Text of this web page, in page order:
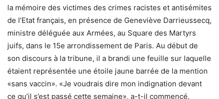
la mémoire des victimes des crimes racistes et antisémites
de l’Etat français, en présence de Geneviève Darrieussecq,
ministre déléguée aux Armées, au Square des Martyrs
juifs, dans le 15e arrondissement de Paris. Au début de
son discours à la tribune, il a brandi une feuille sur laquelle
étaient représentée une étoile jaune barrée de la mention
«sans vaccin». «Je voudrais dire mon indignation devant
ce qu’il s’est passé cette semaine», a-t-il commencé.